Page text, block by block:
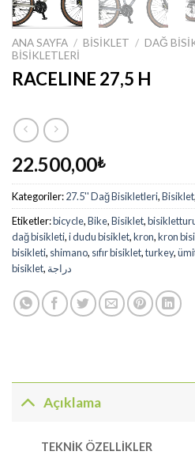
ANA SAYFA / BISIKLET / DAĞ
BISIKLETLERI
RACELINE 27,5 H
22.500,00₺
Kategoriler:27.5'' Dağ Bisikletleri,Bisiklet,
Etiketler:bicycle,Bike,Bisiklet,
dağ bisikleti,i dudu bisiklet,kron,kron
bisikleti, shimano, sıfır bisiklet,turkey,
bisiklet, دراجة
Açıklama
TEKNİK ÖZELLİKLER